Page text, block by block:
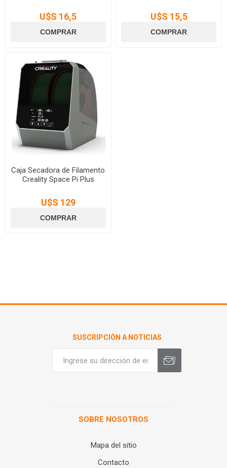
U$S 16,5 U$S 15,5
Caja Secadora de Filamento
Creality Space Pi Plus
U$S 129
SUSCRIPCIÓN A NOTICIAS
SOBRE NOSOTROS
Mapa del sitio
Contacto